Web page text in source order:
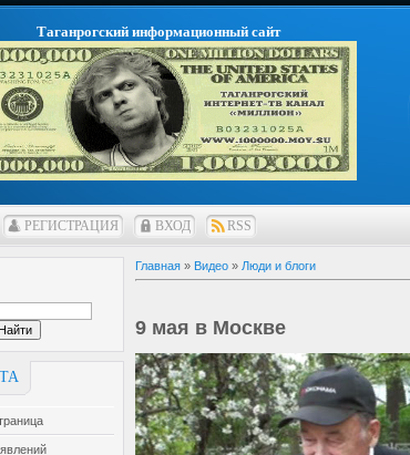
Таганрогский информационный сайт
РЕГИСТРАЦИЯ ВХОД RSS
Главная » Видео » Люди и блоги
9 мая в Москве